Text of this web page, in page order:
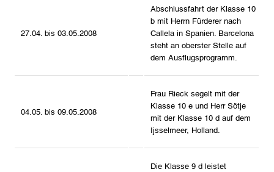
27.04. bis 03.05.2008
Abschlussfahrt der Klasse 10
b mit Herrn Fürderer nach
Callela in Spanien. Barcelona
steht an oberster Stelle auf
dem Ausflugsprogramm.
04.05. bis 09.05.2008
Frau Rieck segelt mit der
Klasse 10 e und Herr Sötje
mit der Klasse 10 d auf dem
Ijsselmeer, Holland.
Die Klasse 9 d leistet